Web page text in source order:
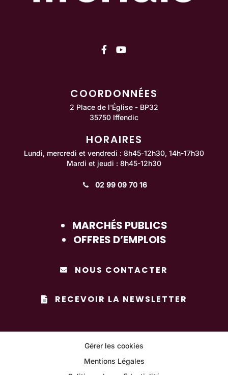
Lien vers le compte
Lien vers la chaîne
COORDONNÉES
2 Place de l'Église - BP32
35750 Iffendic
HORAIRES
Lundi, mercredi et vendredi : 8h45-12h30, 14h-17h30
Mardi et jeudi : 8h45-12h30
02 99 09 70 16
MARCHÉS PUBLICS
OFFRES D’EMPLOIS
NOUS CONTACTER
RECEVOIR LA NEWSLETTER
Gérer les cookies
Mentions Légales